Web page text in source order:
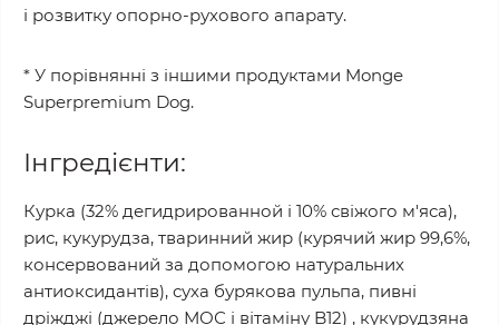
і розвитку опорно-рухового апарату.
* У порівнянні з іншими продуктами Monge
Superpremium Dog.
Інгредієнти:
Курка (32% дегидрированной і 10% свіжого м'яса),
рис, кукурудза, тваринний жир (курячий жир 99,6%,
консервований за допомогою натуральних
антиоксидантів), суха бурякова пульпа, пивні
дріжджі (джерело МОС і вітаміну B12) , кукурудзяна